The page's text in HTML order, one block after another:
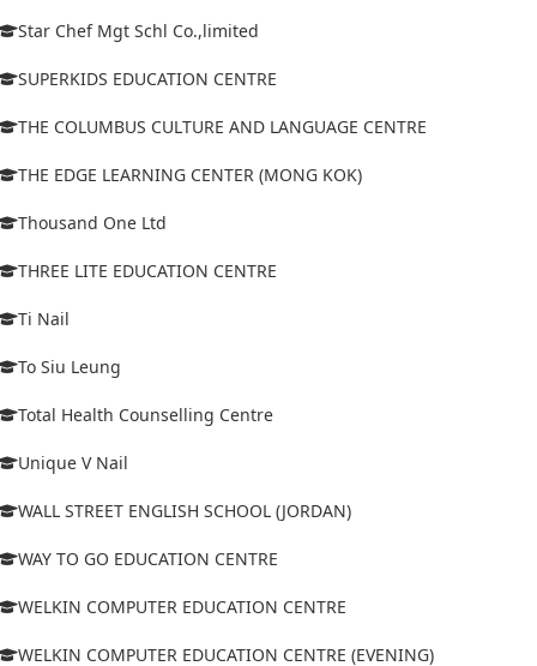
Star Chef Mgt Schl Co.,limited
SUPERKIDS EDUCATION CENTRE
THE COLUMBUS CULTURE AND LANGUAGE CENTRE
THE EDGE LEARNING CENTER (MONG KOK)
Thousand One Ltd
THREE LITE EDUCATION CENTRE
Ti Nail
To Siu Leung
Total Health Counselling Centre
Unique V Nail
WALL STREET ENGLISH SCHOOL (JORDAN)
WAY TO GO EDUCATION CENTRE
WELKIN COMPUTER EDUCATION CENTRE
WELKIN COMPUTER EDUCATION CENTRE (EVENING)